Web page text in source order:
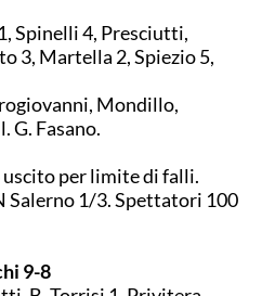
Spinelli 4, Presciutti,
3, Martella 2, Spiezio 5,
Mondillo,
G. Fasano.
uscito per limite di falli.
Salerno 1/3. Spettatori 100
9-8